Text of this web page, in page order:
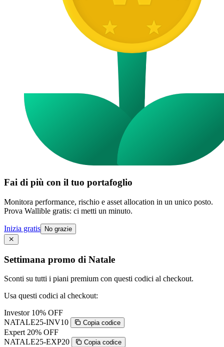
Fai di più con il tuo portafoglio
Monitora performance, rischio e asset allocation in un unico posto.
Prova Wallible gratis: ci metti un minuto.
Inizia gratis No grazie
Settimana promo di Natale
Sconti su tutti i piani premium con questi codici al checkout.
Usa questi codici al checkout:
Investor 10% OFF
NATALE25-INV10
Copia codice
Expert 20% OFF
NATALE25-EXP20
Copia codice